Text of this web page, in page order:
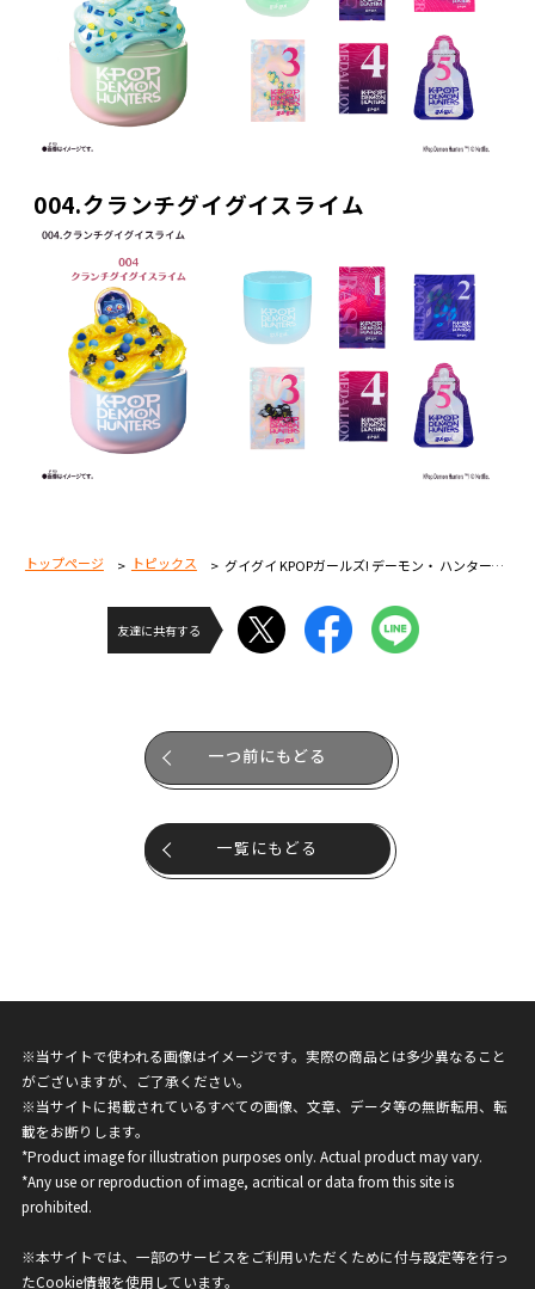
004.クランチグイグイスライム
トップページ トピックス グイグイ KPOPガールズ! デーモン・ ハンターズパーツ一覧！ 7月18日（土）より発売開始！
友達に共有する
一つ前にもどる
一覧にもどる
※当サイトで使われる画像はイメージです。実際の商品とは多少異なること
がございますが、ご了承ください。
※当サイトに掲載されているすべての画像、文章、データ等の無断転用、転
載をお断りします。
*Product image for illustration purposes only. Actual product may vary.
*Any use or reproduction of image, acritical or data from this site is
prohibited.
※本サイトでは、一部のサービスをご利用いただくために付与設定等を行っ
たCookie情報を使用しています。